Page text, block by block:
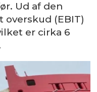
Ud af den
(EBIT)
er cirka 6